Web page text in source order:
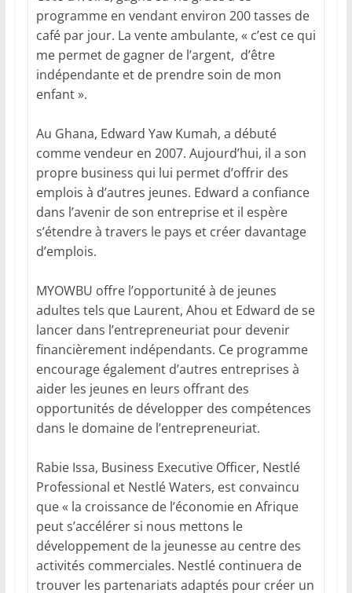
programme en vendant environ 200 tasses de
café par jour. La vente ambulante, « c’est ce qui
me permet de gagner de l’argent, d’être
indépendante et de prendre soin de mon
enfant ».
Au Ghana, Edward Yaw Kumah, a débuté
comme vendeur en 2007. Aujourd’hui, il a son
propre business qui lui permet d’offrir des
emplois à d’autres jeunes. Edward a confiance
dans l’avenir de son entreprise et il espère
s’étendre à travers le pays et créer davantage
d’emplois.
MYOWBU offre l’opportunité à de jeunes
adultes tels que Laurent, Ahou et Edward de se
lancer dans l’entrepreneuriat pour devenir
financièrement indépendants. Ce programme
encourage également d’autres entreprises à
aider les jeunes en leurs offrant des
opportunités de développer des compétences
dans le domaine de l’entrepreneuriat.
Rabie Issa, Business Executive Officer, Nestlé
Professional et Nestlé Waters, est convaincu
que « la croissance de l’économie en Afrique
peut s’accélérer si nous mettons le
développement de la jeunesse au centre des
activités commerciales. Nestlé continuera de
trouver les partenariats adaptés pour créer un